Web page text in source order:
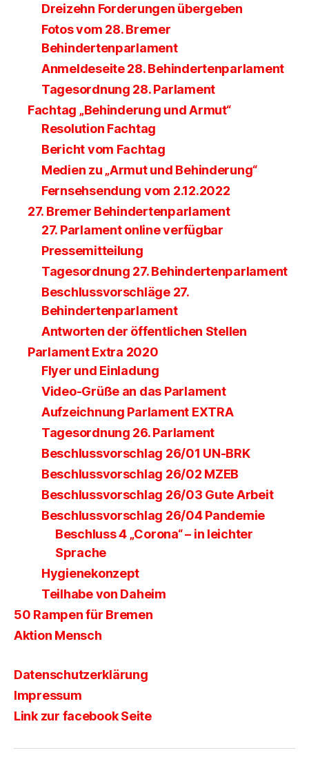
Dreizehn Forderungen übergeben
Fotos vom 28. Bremer
Behindertenparlament
Anmeldeseite 28. Behindertenparlament
Tagesordnung 28. Parlament
Fachtag „Behinderung und Armut“
Resolution Fachtag
Bericht vom Fachtag
Medien zu „Armut und Behinderung“
Fernsehsendung vom 2.12.2022
27. Bremer Behindertenparlament
27. Parlament online verfügbar
Pressemitteilung
Tagesordnung 27. Behindertenparlament
Beschlussvorschläge 27.
Behindertenparlament
Antworten der öffentlichen Stellen
Parlament Extra 2020
Flyer und Einladung
Video-Grüße an das Parlament
Aufzeichnung Parlament EXTRA
Tagesordnung 26. Parlament
Beschlussvorschlag 26/01 UN-BRK
Beschlussvorschlag 26/02 MZEB
Beschlussvorschlag 26/03 Gute Arbeit
Beschlussvorschlag 26/04 Pandemie
Beschluss 4 „Corona“ – in leichter
Sprache
Hygienekonzept
Teilhabe von Daheim
50 Rampen für Bremen
Aktion Mensch
Datenschutzerklärung
Impressum
Link zur facebook Seite